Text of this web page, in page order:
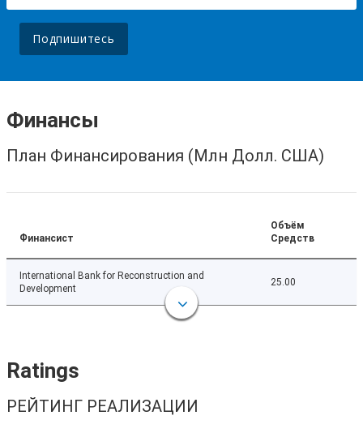
Подпишитесь
Финансы
План Финансирования (Млн Долл. США)
Финансист
Объём
Средств
International Bank for Reconstruction and
Development
25.00
Ratings
РЕЙТИНГ РЕАЛИЗАЦИИ